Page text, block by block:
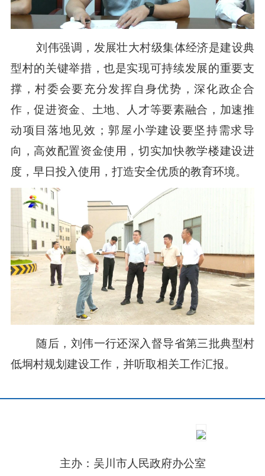
刘伟强调，发展壮大村级集体经济是建设典
型村的关键举措，也是实现可持续发展的重要支
撑，村委会要充分发挥自身优势，深化政企合
作，促进资金、土地、人才等要素融合，加速推
动项目落地见效；郭屋小学建设要坚持需求导
向，高效配置资金使用，切实加快教学楼建设进
度，早日投入使用，打造安全优质的教育环境。
随后，刘伟一行还深入督导省第三批典型村
低垌村规划建设工作，并听取相关工作汇报。
主办：吴川市人民政府办公室